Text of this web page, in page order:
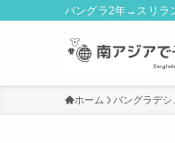
バングラ2年→スリラ
ホーム バングラデシ